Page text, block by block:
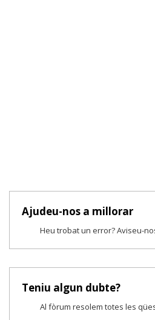
Ajudeu-nos a millorar
Heu trobat un error? Aviseu-
Teniu algun dubte?
Al fòrum resolem totes les